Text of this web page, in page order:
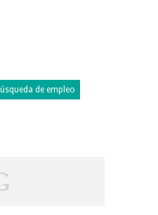
de empleo